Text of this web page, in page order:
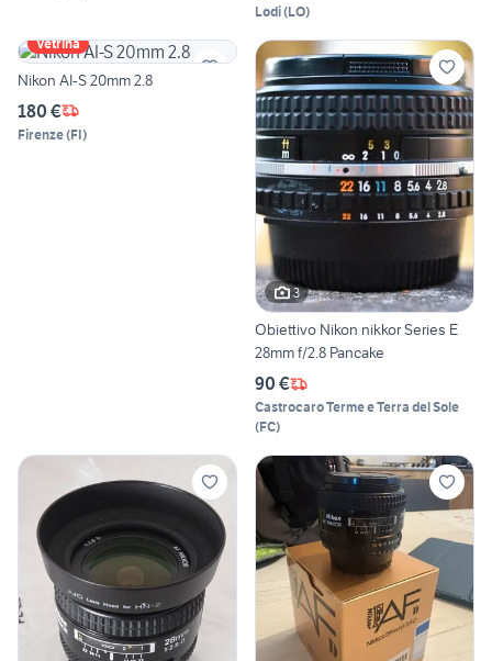
Lodi(LO)
Vetrina
Nikon AI-S 20mm 2.8
180 €
Firenze(FI)
3
Obiettivo Nikon nikkor Series E
28mm f/2.8 Pancake
90 €
Castrocaro Terme e Terra del Sole
(FC)